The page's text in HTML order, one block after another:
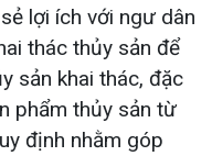
lợi ích với ngư dân
thác thủy sản để
sản khai thác, đặc
phẩm thủy sản từ
định nhằm góp